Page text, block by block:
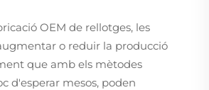
OEM de rellotges, les
o reduir la producció
que amb els mètodes
d'esperar mesos, poden